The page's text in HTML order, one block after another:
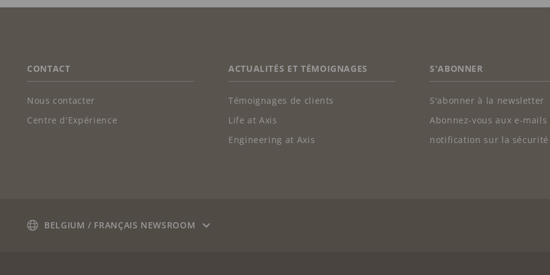
FOOTER
CONTACT
Nous contacter
Centre d'Expérience
ACTUALITÉS ET TÉMOIGNAGES
Témoignages de clients
Life at Axis
Engineering at Axis
S'ABONNER
S'abonner à la newsletter
Abonnez-vous aux e-mails
notification sur la sécurité
BELGIUM / FRANÇAIS NEWSROOM